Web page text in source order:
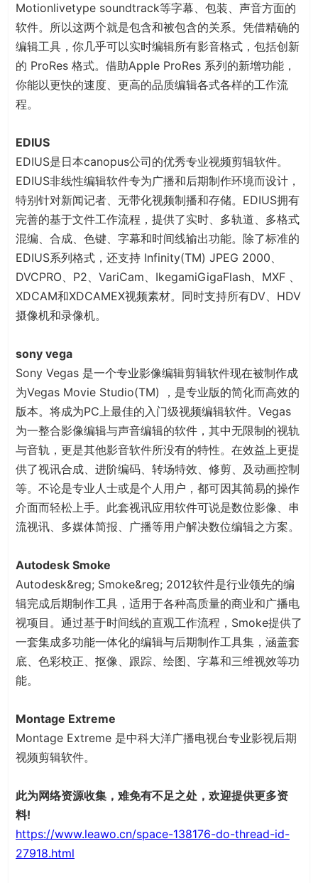
Motionlivetype soundtrack等字幕、包装、声音方面的
软件。所以这两个就是包含和被包含的关系。凭借精确的
编辑工具，你几乎可以实时编辑所有影音格式，包括创新
的 ProRes 格式。借助Apple ProRes 系列的新增功能，
你能以更快的速度、更高的品质编辑各式各样的工作流
程。
EDIUS
EDIUS是日本canopus公司的优秀专业视频剪辑软件。
EDIUS非线性编辑软件专为广播和后期制作环境而设计，
特别针对新闻记者、无带化视频制播和存储。EDIUS拥有
完善的基于文件工作流程，提供了实时、多轨道、多格式
混编、合成、色键、字幕和时间线输出功能。除了标准的
EDIUS系列格式，还支持 Infinity(TM) JPEG 2000、
DVCPRO、P2、VariCam、IkegamiGigaFlash、MXF 、
XDCAM和XDCAMEX视频素材。同时支持所有DV、HDV
摄像机和录像机。
sony vega
Sony Vegas 是一个专业影像编辑剪辑软件现在被制作成
为Vegas Movie Studio(TM) ，是专业版的简化而高效的
版本。将成为PC上最佳的入门级视频编辑软件。Vegas
为一整合影像编辑与声音编辑的软件，其中无限制的视轨
与音轨，更是其他影音软件所没有的特性。在效益上更提
供了视讯合成、进阶编码、转场特效、修剪、及动画控制
等。不论是专业人士或是个人用户，都可因其简易的操作
介面而轻松上手。此套视讯应用软件可说是数位影像、串
流视讯、多媒体简报、广播等用户解决数位编辑之方案。
Autodesk Smoke
Autodesk&reg; Smoke&reg; 2012软件是行业领先的编
辑完成后期制作工具，适用于各种高质量的商业和广播电
视项目。通过基于时间线的直观工作流程，Smoke提供了
一套集成多功能一体化的编辑与后期制作工具集，涵盖套
底、色彩校正、抠像、跟踪、绘图、字幕和三维视效等功
能。
Montage Extreme
Montage Extreme 是中科大洋广播电视台专业影视后期
视频剪辑软件。
此为网络资源收集，难免有不足之处，欢迎提供更多资
料!
https://www.leawo.cn/space-138176-do-thread-id-
27918.html